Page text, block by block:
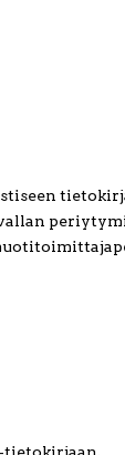
tietokirjaan.